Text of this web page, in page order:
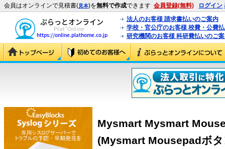
会員はオンラインで見積書(見本)を無料で作成できます 会員登録(無料) ログイン
法人のお客様 請求書払いのご案内
学校・官公庁のお客様 校費・公費
研究機関のお客様 科研費払いのご
Mysmart Mysmart
(Mysmart Mousepadボ